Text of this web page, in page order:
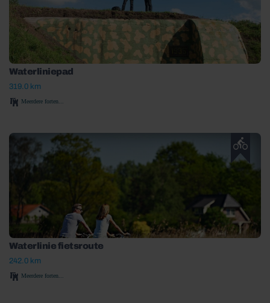
Waterliniepad
319.0 km
Meerdere forten...
Waterlinie fietsroute
242.0 km
Meerdere forten...